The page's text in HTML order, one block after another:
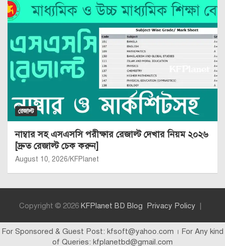
রেজাল্ট
নাম্বার সহ এসএসসি পরীক্ষার রেজাল্ট দেখার নিয়ম ২০২৬
[দ্রুত রেজাল্ট চেক করুন]
August 10, 2026 KFPlanet
Copyright © 2026 KFPlanet BD Blog Privacy Policy
For Sponsored & Guest Post: kfsoft@yahoo.com । For Any kind
of Queries: kfplanetbd@gmail.com